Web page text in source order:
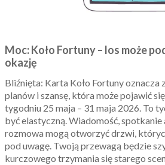
Moc: Koło Fortuny – los może
okazję
Bliźnięta: Karta Koło Fortuny oznacza
planów i szansę, która może pojawić
tygodniu 25 maja – 31 maja 2026. To
być elastyczną. Wiadomość,
rozmowa mogą otworzyć drzwi,
pod uwagę. Twoją przewagą będzie
kurczowego trzymania się starego